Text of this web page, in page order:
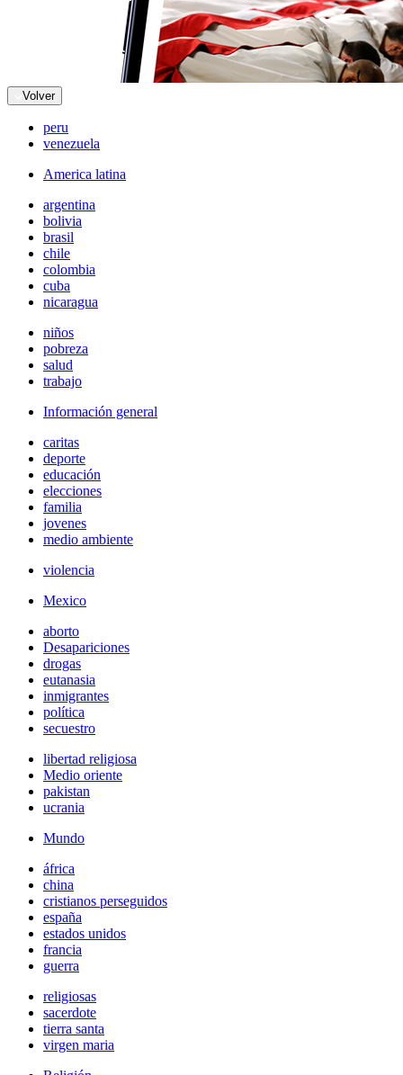
Volver
peru
venezuela
America latina
argentina
bolivia
brasil
chile
colombia
cuba
nicaragua
niños
pobreza
salud
trabajo
Información general
caritas
deporte
educación
elecciones
familia
jovenes
medio ambiente
violencia
Mexico
aborto
Desapariciones
drogas
eutanasia
inmigrantes
política
secuestro
libertad religiosa
Medio oriente
pakistan
ucrania
Mundo
áfrica
china
cristianos perseguidos
españa
estados unidos
francia
guerra
religiosas
sacerdote
tierra santa
virgen maria